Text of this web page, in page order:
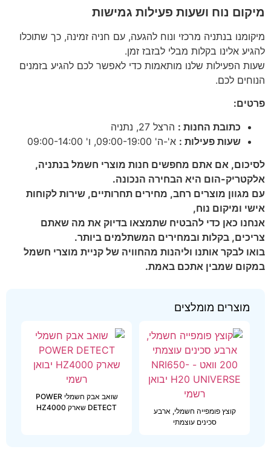
מיקום נוח ושעות פעילות גמישות
מיקומנו בנתניה מרכזי ונוח להגעה, עם חניה זמינה, כך שתוכלו
להגיע אלינו בקלות מבלי לבזבז זמן.
שעות הפעילות שלנו מותאמות כדי לאפשר לכם להגיע בזמנים
הנוחים לכם.
פרטים:
כתובת החנות : הרצל 27, נתניה
שעות פעילות : א'-ה' 09:00-19:00, ו' 09:00-14:00
לסיכום, אם אתם מחפשים חנות מוצרי חשמל בנתניה,
אלקטריק-הום היא הבחירה הנכונה.
עם מגוון מוצרים רחב, מחירים תחרותיים, שירות לקוחות
אישי ומיקום נוח,
אנחנו כאן כדי להבטיח שתמצאו בדיוק את מה שאתם
צריכים, בקלות ובמחירים המשתלמים ביותר.
בואו לבקר אותנו וליהנות מהחוויה של קניית מוצרי חשמל
במקום שמבין אתכם באמת.
מוצרים מומלצים
קוצץ פומפייה חשמלי, ארבע
סכינים עוצמתי
שואב אבק חשמלי POWER
DETECT שארק HZ4000